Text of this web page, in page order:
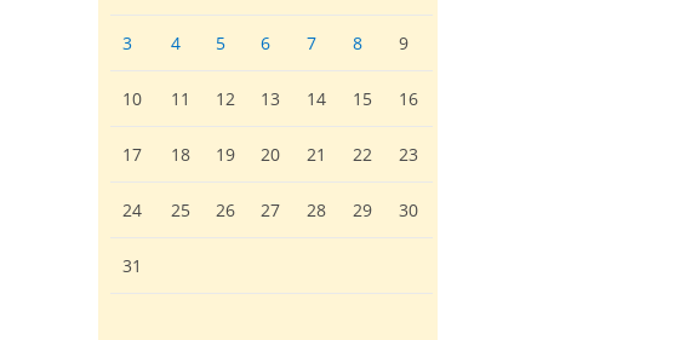
3 4 5 6 7 8 9
10 11 12 13 14 15 16
17 18 19 20 21 22 23
24 25 26 27 28 29 30
31